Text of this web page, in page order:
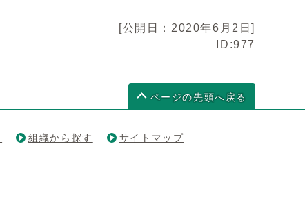
[公開日：2020年6月2日]
ID:977
ページの先頭へ戻る
組織から探す サイトマップ